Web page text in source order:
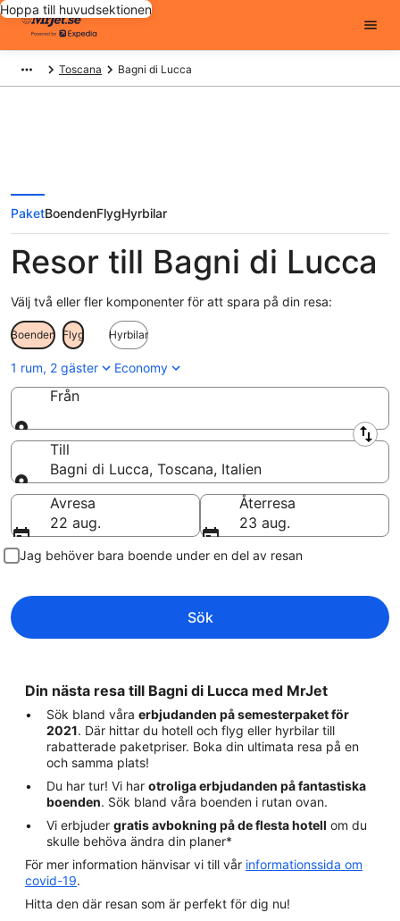
Hoppa till huvudsektionen
Toscana Bagni di Lucca
PaketBoendenFlygHyrbilar
Resor till Bagni di Lucca
Välj två eller fler komponenter för att spara på din resa:
Boenden Flyg Hyrbilar
1 rum, 2 gäster Economy
Från
Från
Till
Bagni di Lucca, Toscana, Italien
Till
Avresa
22 aug.
Återresa
23 aug.
Jag behöver bara boende under en del av resan
Sök
Din nästa resa till Bagni di Lucca med MrJet
Sök bland våra erbjudanden på semesterpaket för
2021. Där hittar du hotell och flyg eller hyrbilar till
rabatterade paketpriser. Boka din ultimata resa på en
och samma plats!
Du har tur! Vi har otroliga erbjudanden på fantastiska
boenden. Sök bland våra boenden i rutan ovan.
Vi erbjuder gratis avbokning på de flesta hotell om du
skulle behöva ändra din planer*
För mer information hänvisar vi till vår informationssida om
covid-19.
Hitta den där resan som är perfekt för dig nu!